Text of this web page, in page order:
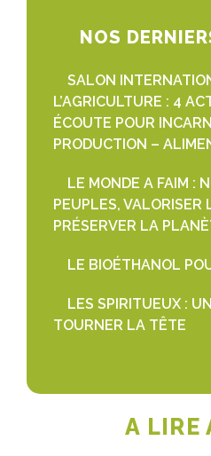
NOS
SALON
L’AGRICULTURE : 4
ÉCOUTE POUR
PRODUCTION –
LE MONDE A FAIM :
PEUPLES, VALORISER
PRÉSERVER LA
LE BIOÉTHANOL
LES SPIRITUEUX :
TOURNER LA TÊTE
A LIRE